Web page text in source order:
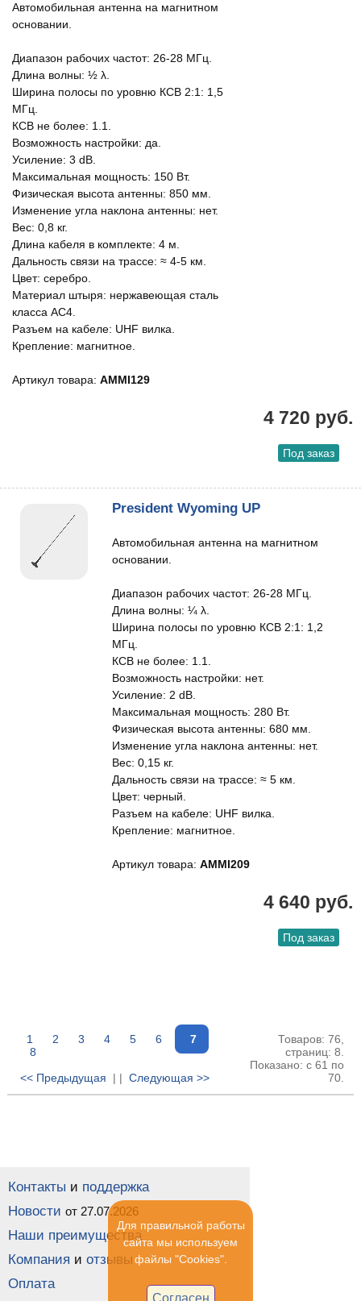
Автомобильная антенна на магнитном
основании.
Диапазон рабочих частот: 26-28 МГц.
Длина волны: ½ λ.
Ширина полосы по уровню КСВ 2:1: 1,5
МГц.
КСВ не более: 1.1.
Возможность настройки: да.
Усиление: 3 dB.
Максимальная мощность: 150 Вт.
Физическая высота антенны: 850 мм.
Изменение угла наклона антенны: нет.
Вес: 0,8 кг.
Длина кабеля в комплекте: 4 м.
Дальность связи на трассе: ≈ 4-5 км.
Цвет: серебро.
Материал штыря: нержавеющая сталь
класса АС4.
Разъем на кабеле: UHF вилка.
Крепление: магнитное.
Артикул товара: AMMI129
4 720 руб.
Под заказ
President Wyoming UP
Автомобильная антенна на магнитном
основании.
Диапазон рабочих частот: 26-28 МГц.
Длина волны: ¼ λ.
Ширина полосы по уровню КСВ 2:1: 1,2
МГц.
КСВ не более: 1.1.
Возможность настройки: нет.
Усиление: 2 dB.
Максимальная мощность: 280 Вт.
Физическая высота антенны: 680 мм.
Изменение угла наклона антенны: нет.
Вес: 0,15 кг.
Дальность связи на трассе: ≈ 5 км.
Цвет: черный.
Разъем на кабеле: UHF вилка.
Крепление: магнитное.
Артикул товара: AMMI209
4 640 руб.
Под заказ
1 2 3 4 5 6
7
8
<< Предыдущая
| | Следующая >>
Товаров: 76,
страниц: 8.
Показано: с 61 по
70.
Контакты и поддержка
Новости от 27.07.2026
Наши преимущества
Компания и отзывы
Оплата
Для правильной работы
сайта мы используем
файлы "Cookies".
Согласен